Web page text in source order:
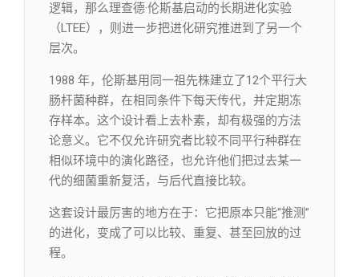
逻辑，那么理查德·伦斯基启动的长期进化实验
（LTEE），则进一步把进化研究推进到了另一个
层次。
1988 年，伦斯基用同一祖先株建立了12个平行大
肠杆菌种群，在相同条件下每天传代，并定期冻
存样本。这个设计看上去朴素，却有极强的方法
论意义。它不仅允许研究者比较不同平行种群在
相似环境中的演化路径，也允许他们把过去某一
代的细菌重新复活，与后代直接比较。
这套设计最厉害的地方在于：它把原本只能“推测”
的进化，变成了可以比较、重复、甚至回放的过
程。